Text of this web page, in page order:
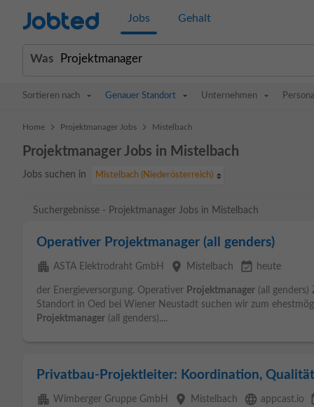
Jobted Jobs Gehalt
Was
Sortieren nach Genauer Standort Unternehmen
Home > Projektmanager Jobs > Mistelbach
Projektmanager Jobs in Mistelbach
Jobs suchen in Mistelbach (Niederösterreich)
Suchergebnisse - Projektmanager Jobs in Mistelbach
Operativer Projektmanager (all genders)
apartment ASTA Elektrodraht GmbH place Mistelbach event_available heute
der Energieversorgung. Operativer Projektmanager (all genders)
Standort in Oed bei Wiener Neustadt suchen wir zum
Projektmanager (all genders)....
Privatbau-Projektleiter: Koordination,
apartment Wimberger Gruppe GmbH place Mistelbach language appcast.io